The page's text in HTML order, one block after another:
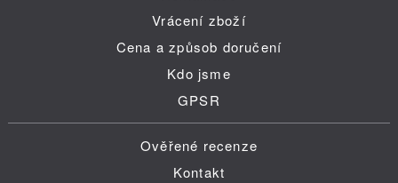
Vrácení zboží
Cena a způsob doručení
Kdo jsme
GPSR
Ověřené recenze
Kontakt